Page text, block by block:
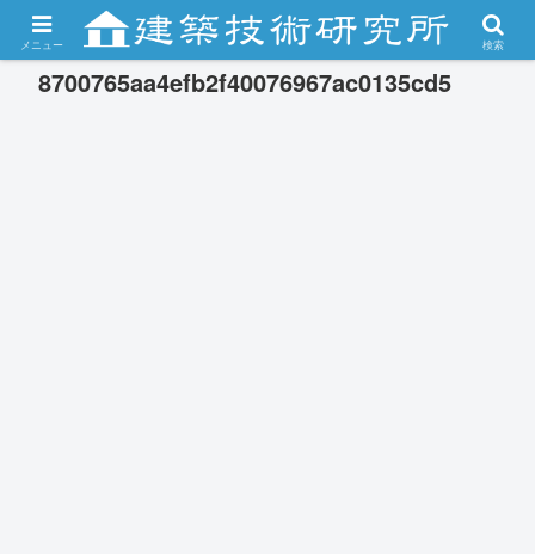
8700765aa4efb2f40076967ac0135cd5
メニュー 検索